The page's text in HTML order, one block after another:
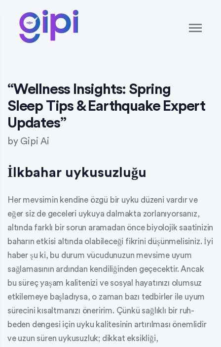
“Wellness Insights: Spring
Sleep Tips & Earthquake Expert
Updates”
by Gipi Ai
İlkbahar uykusuzluğu
Her mevsimin kendine özgü bir uyku düzeni vardır ve
eğer siz de geceleri uykuya dalmakta zorlanıyorsanız,
altında farklı bir sorun aramadan önce biyolojik saatinizin
baharın etkisi altında olabileceği fikrini düşünmelisiniz. İyi
haber şu ki, bu durum vücudunuzun mevsime uyum
sağlamasının ardından kendiliğinden geçecektir. Ancak
bu süreç yaşam kalitenizi ve sosyal hayatınızı olumsuz
etkilemeye başladıysa, o zaman bazı tedbirler ile uyum
sürecini kısaltmanızı öneririm. Çünkü sağlıklı bir ruh-
beden dengesi için uyku kalitesinin artırılması önemlidir
ve uzun süren uykusuzluk; dikkat eksikliği,